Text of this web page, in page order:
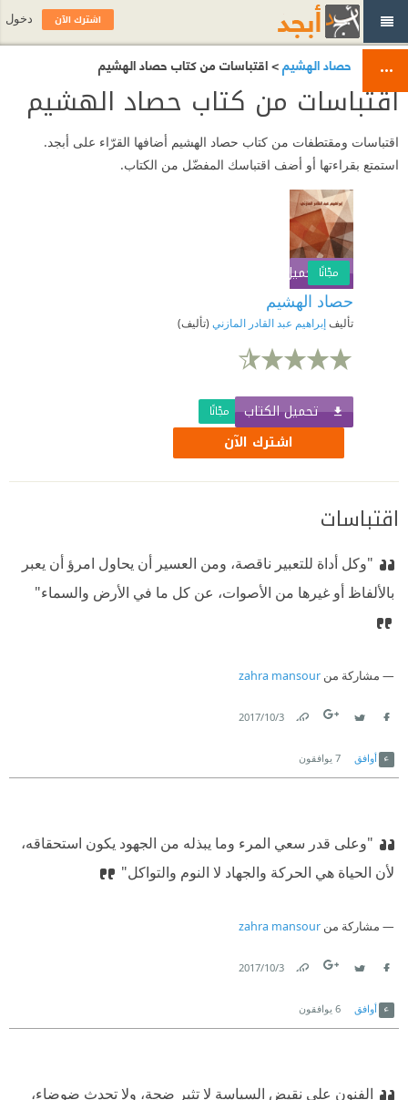
حصاد الهشيم> اقتباسات من كتاب حصاد الهشيم
اقتباسات من كتاب حصاد الهشيم
اقتباسات ومقتطفات من كتاب حصاد الهشيم أضافها القرّاء على أبجد.
استمتع بقراءتها أو أضف اقتباسك المفضّل من الكتاب.
تحميل الكتابمجّانًا
حصاد الهشيم
تأليفإبراهيم عبد القادر المازني (تأليف)
تحميل الكتاب مجّانًا
اشترك الآن
اقتباسات
"وكل أداة للتعبير ناقصة، ومن العسير أن يحاول امرؤ أن يعبر
بالألفاظ أو غيرها من الأصوات، عن كل ما في الأرض والسماء"
مشاركة من zahra mansour
3‏/10‏/2017
أوافق 7 يوافقون
"وعلى قدر سعي المرء وما يبذله من الجهود يكون استحقاقه،
لأن الحياة هي الحركة والجهاد لا النوم والتواكل"
مشاركة من zahra mansour
3‏/10‏/2017
أوافق 6 يوافقون
الفنون على نقيض السياسة لا تثير ضجة، ولا تحدث ضوضاء،
اشترك الآن دخول